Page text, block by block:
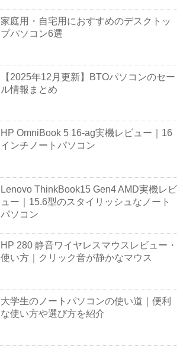
家庭用・自宅用におすすめのデスクトッ
プパソコン6選
【2025年12月更新】BTOパソコンのセー
ル情報まとめ
HP OmniBook 5 16-ag実機レビュー｜16
インチノートパソコン
Lenovo ThinkBook15 Gen4 AMD実機レビ
ュー｜15.6型のスタイリッシュなノート
パソコン
HP 280 静音ワイヤレスマウスレビュー・
使い方｜クリック音が静かなマウス
大学生のノートパソコンの使い道｜便利
な使い方や選び方を紹介